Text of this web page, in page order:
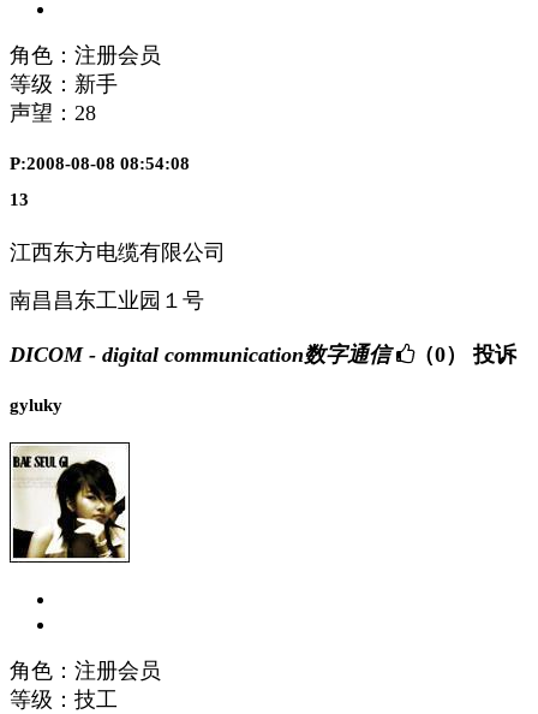
角色：注册会员
等级：新手
声望： 28
P:2008-08-08 08:54:08
13
江西东方电缆有限公司
南昌昌东工业园１号
DICOM - digital communication数字通信 （0） 投诉
gyluky
角色：注册会员
等级：技工